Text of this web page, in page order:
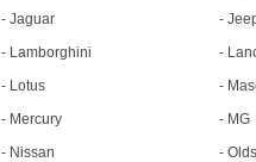
- Jaguar -
- Lamborghini -
- Lotus -
- Mercury - MG
- Nissan -